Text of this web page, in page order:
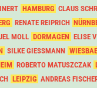
HAMBURG CLAUS
RENATE REIPRICH
MOLL DORMAGEN ELISE
SILKE GIESSMANN
ROBERTO MATUSZCZAK
LEIPZIG ANDREAS